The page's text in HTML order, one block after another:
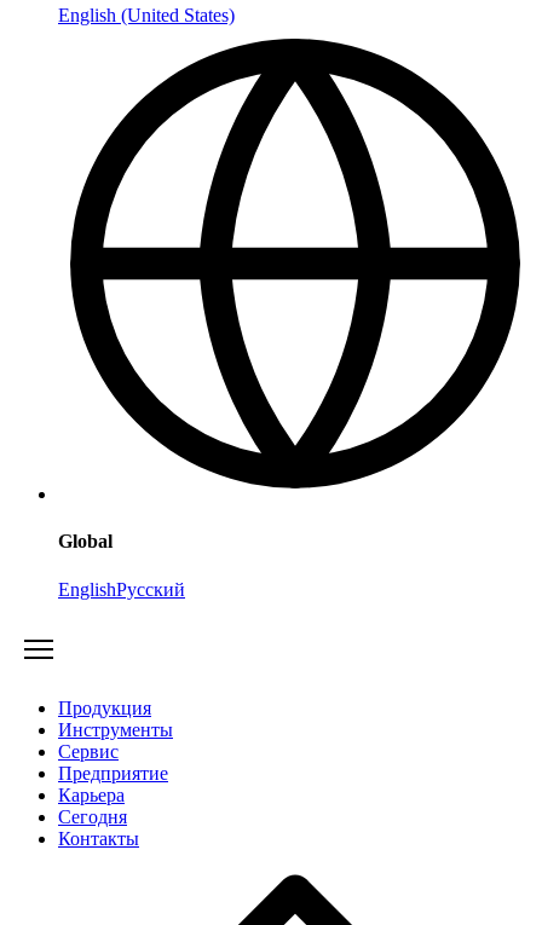
English (United States)
Global
EnglishРусский
Продукция
Инструменты
Сервис
Предприятие
Карьера
Cегодня
Контакты